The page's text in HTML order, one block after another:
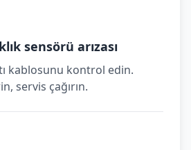
sensörü arızası
kablosunu kontrol edin.
servis çağırın.